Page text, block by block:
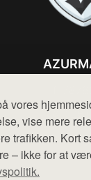
vores
vise mere
trafikken. Kort
– ikke for at
Mail:
Cookie-